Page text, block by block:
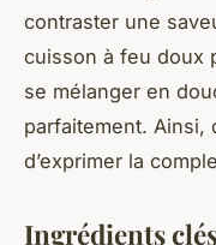
contraster une
cuisson à feu doux
se mélanger en
parfaitement. Ainsi,
d’exprimer la
Ingrédients